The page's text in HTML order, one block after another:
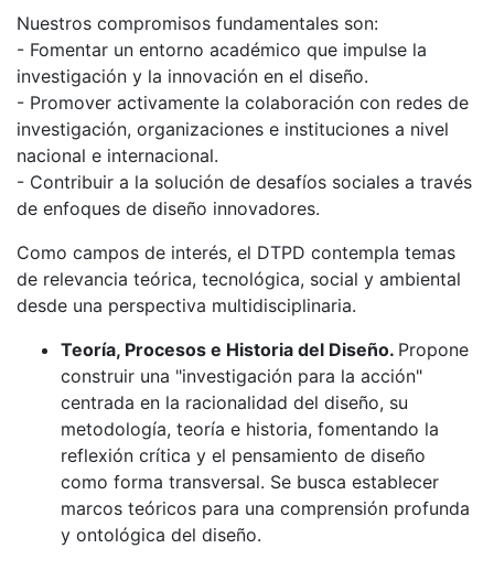
Nuestros compromisos fundamentales son:
- Fomentar un entorno académico que impulse la
investigación y la innovación en el diseño.
- Promover activamente la colaboración con redes de
investigación, organizaciones e instituciones a nivel
nacional e internacional.
- Contribuir a la solución de desafíos sociales a través
de enfoques de diseño innovadores.
Como campos de interés, el DTPD contempla temas
de relevancia teórica, tecnológica, social y ambiental
desde una perspectiva multidisciplinaria.
Teoría, Procesos e Historia del Diseño. Propone
construir una "investigación para la acción"
centrada en la racionalidad del diseño, su
metodología, teoría e historia, fomentando la
reflexión crítica y el pensamiento de diseño
como forma transversal. Se busca establecer
marcos teóricos para una comprensión profunda
y ontológica del diseño.